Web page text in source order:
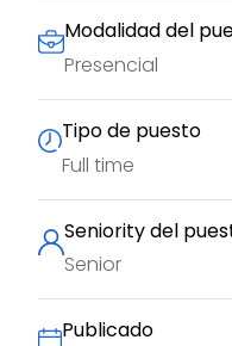
Modalidad del
Presencial
Tipo de puesto
Full time
Seniority del
Senior
Publicado